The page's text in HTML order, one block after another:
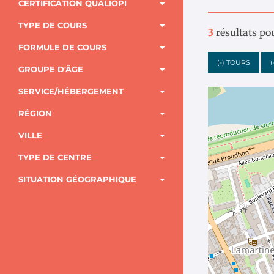
CERTIFICATION QUALIOPI
TYPE DE COURS
FORMULE DE COURS
GROUPE D'ÂGE
SERVICE/HÉBERGEMENT
RÉGION
VILLE
TYPE DE CENTRE
SITUATION GÉOGRAPHIQUE
3 résultats
(-) TOURS